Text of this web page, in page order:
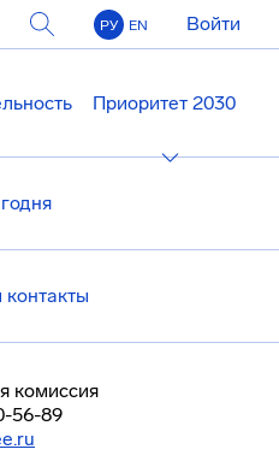
РУ EN Войти
Приоритет 2030
комиссия
56-89